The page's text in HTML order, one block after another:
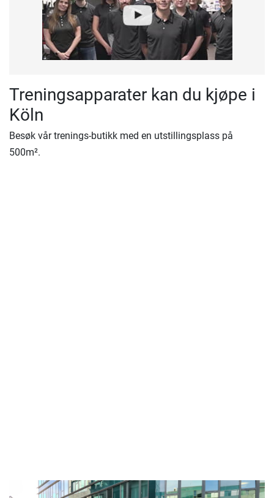
Treningsapparater kan du kjøpe i
Köln
Besøk vår trenings-butikk med en utstillingsplass på
500m².